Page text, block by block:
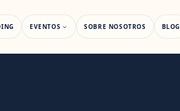
EVENTOS SOBRE NOSOTROS BLOG